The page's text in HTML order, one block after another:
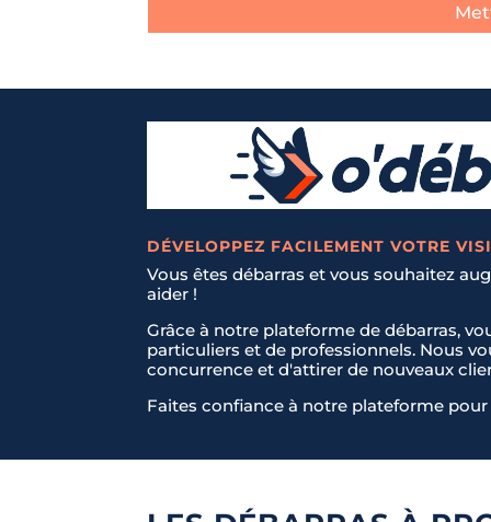
DÉVELOPPEZ FACILEMENT VOTRE
Vous êtes débarras et vous souhaitez
aider !
Grâce à notre plateforme de débarras,
particuliers et de professionnels. Nous
concurrence et d'attirer de nouveaux
Faites confiance à notre plateforme